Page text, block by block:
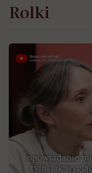
Rolki